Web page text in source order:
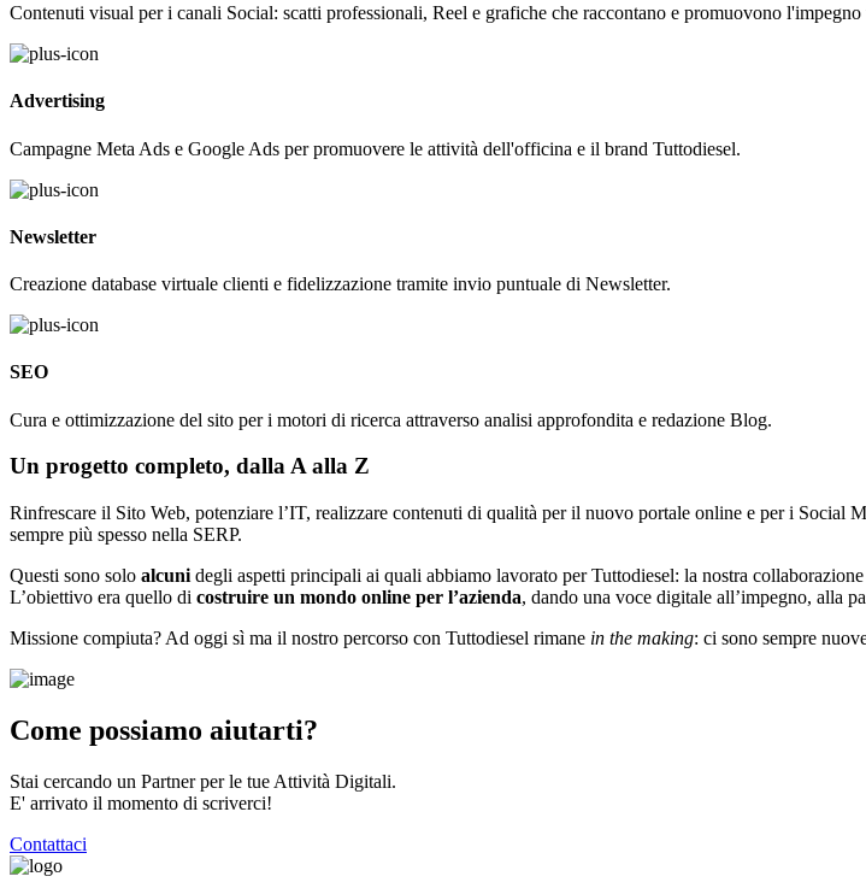
Contenuti visual per i canali Social: scatti professionali, Reel e grafiche che raccontano e promuovono
Advertising
Campagne Meta Ads e Google Ads per promuovere le attività dell'officina e il brand Tuttodiesel.
Newsletter
Creazione database virtuale clienti e fidelizzazione tramite invio puntuale di Newsletter.
SEO
Cura e ottimizzazione del sito per i motori di ricerca attraverso analisi approfondita e redazione Blog.
Un progetto completo, dalla A alla Z
Rinfrescare il Sito Web, potenziare l’IT, realizzare contenuti di qualità per il nuovo portale online e per i Social
sempre più spesso nella SERP.
Questi sono solo alcuni degli aspetti principali ai quali abbiamo lavorato per Tuttodiesel: la nostra
L’obiettivo era quello di costruire un mondo online per l’azienda, dando una voce digitale all’impegno, alla
Missione compiuta? Ad oggi sì ma il nostro percorso con Tuttodiesel rimane in the making: ci sono sempre
Come possiamo aiutarti?
Stai cercando un Partner per le tue Attività Digitali.
E' arrivato il momento di scriverci!
Contattaci